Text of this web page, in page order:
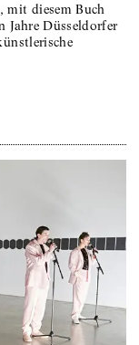
mit diesem Buch
Jahre Düsseldorfer